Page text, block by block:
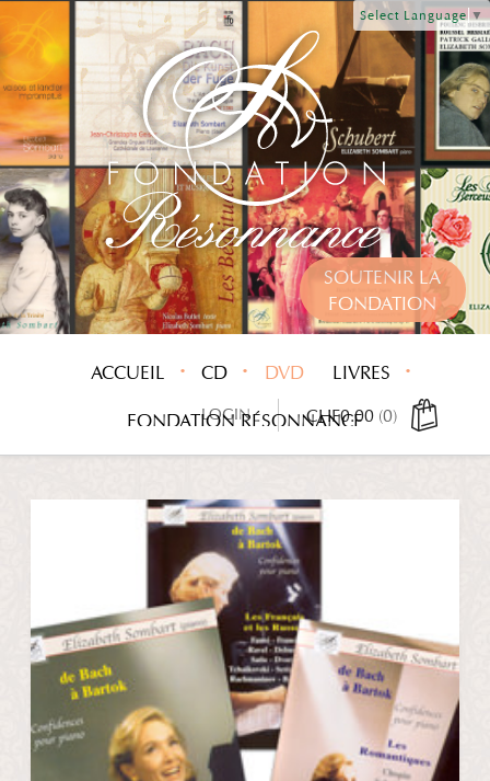
Select Language ▼
SOUTENIR LA
FONDATION
ACCUEIL CD DVD LIVRES
FONDATION RÉSONNANCE
CHF0.00 (0)
LOGIN